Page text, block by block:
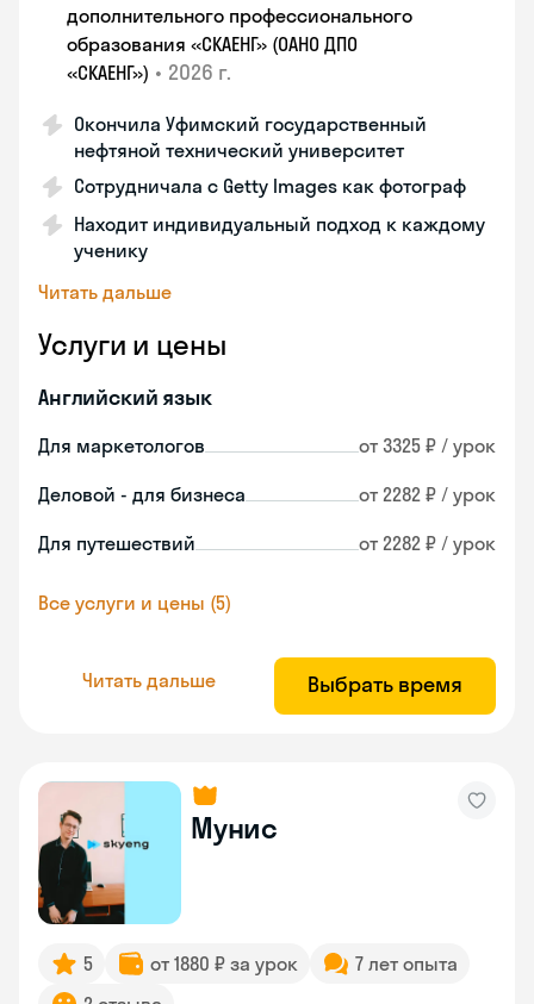
дополнительного профессионального
образования «СКАЕНГ» (ОАНО ДПО
«СКАЕНГ») • 2026 г.
Окончила Уфимский государственный
нефтяной технический университет
Сотрудничала с Getty Images как фотограф
Находит индивидуальный подход к каждому
ученику
Читать дальше
Услуги и цены
Английский язык
Для маркетологов от 3325 ₽ / урок
Деловой - для бизнеса от 2282 ₽ / урок
Для путешествий от 2282 ₽ / урок
Все услуги и цены (5)
Читать дальше Выбрать время
Мунис
5 от 1880 ₽ за урок
7 лет опыта